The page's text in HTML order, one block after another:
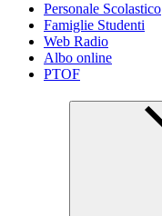
Personale Scolastico
Famiglie Studenti
Web Radio
Albo online
PTOF